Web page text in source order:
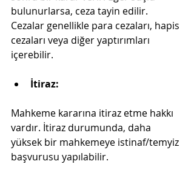
bulunurlarsa, ceza tayin edilir.
Cezalar genellikle para cezaları, hapis
cezaları veya diğer yaptırımları
içerebilir.
İtiraz:
Mahkeme kararına itiraz etme hakkı
vardır. İtiraz durumunda, daha
yüksek bir mahkemeye istinaf/temyiz
başvurusu yapılabilir.